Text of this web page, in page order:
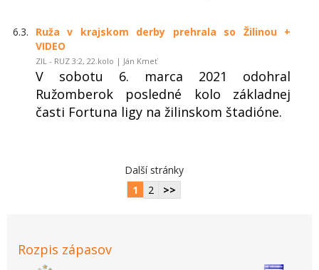
6.3.
Ruža v krajskom derby prehrala so Žilinou +
VIDEO
ZIL - RUZ 3:2, 22.kolo | Ján Kmeť
V sobotu 6. marca 2021 odohral
Ružomberok posledné kolo základnej
časti Fortuna ligy na žilinskom štadióne.
Další stránky
1
2 >>
Rozpis zápasov